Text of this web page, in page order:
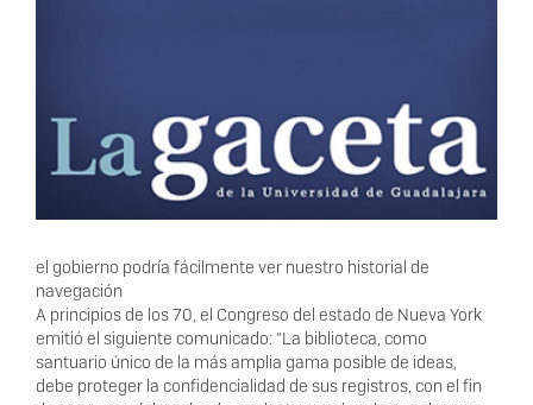
el gobierno podría fácilmente ver nuestro historial de
navegación
A principios de los 70, el Congreso del estado de Nueva York
emitió el siguiente comunicado: “La biblioteca, como
santuario único de la más amplia gama posible de ideas,
debe proteger la confidencialidad de sus registros, con el fin